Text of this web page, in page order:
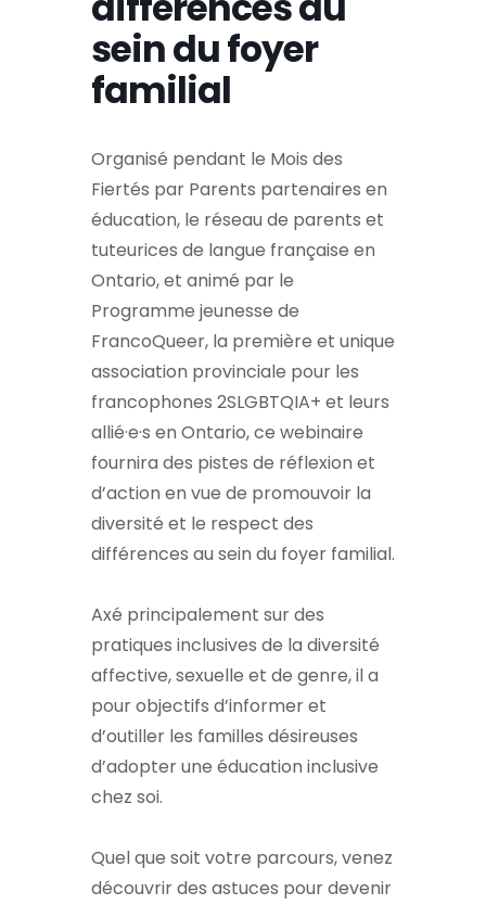
sein du foyer
familial
Organisé pendant le Mois des
Fiertés par Parents partenaires en
éducation, le réseau de parents et
tuteurices de langue française en
Ontario, et animé par le
Programme jeunesse de
FrancoQueer, la première et unique
association provinciale pour les
francophones 2SLGBTQIA+ et leurs
allié·e·s en Ontario, ce webinaire
fournira des pistes de réflexion et
d’action en vue de promouvoir la
diversité et le respect des
différences au sein du foyer familial.
Axé principalement sur des
pratiques inclusives de la diversité
affective, sexuelle et de genre, il a
pour objectifs d’informer et
d’outiller les familles désireuses
d’adopter une éducation inclusive
chez soi.
Quel que soit votre parcours, venez
découvrir des astuces pour devenir